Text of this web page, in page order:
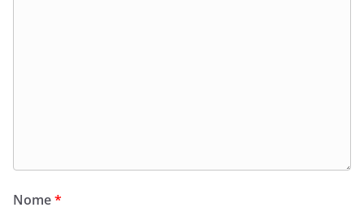
Nome*